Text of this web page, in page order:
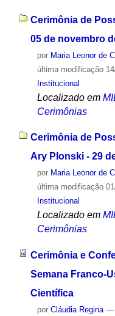
Cerimônia de
05 de novembro
por Maria Leonor de
última modificação
Institucional
Localizado em
Cerimônias
Cerimônia de
Ary Plonski - 29
por Maria Leonor de
última modificação
Institucional
Localizado em
Cerimônias
Cerimônia e
Semana Franco-
Científica
por Cláudia Regina —